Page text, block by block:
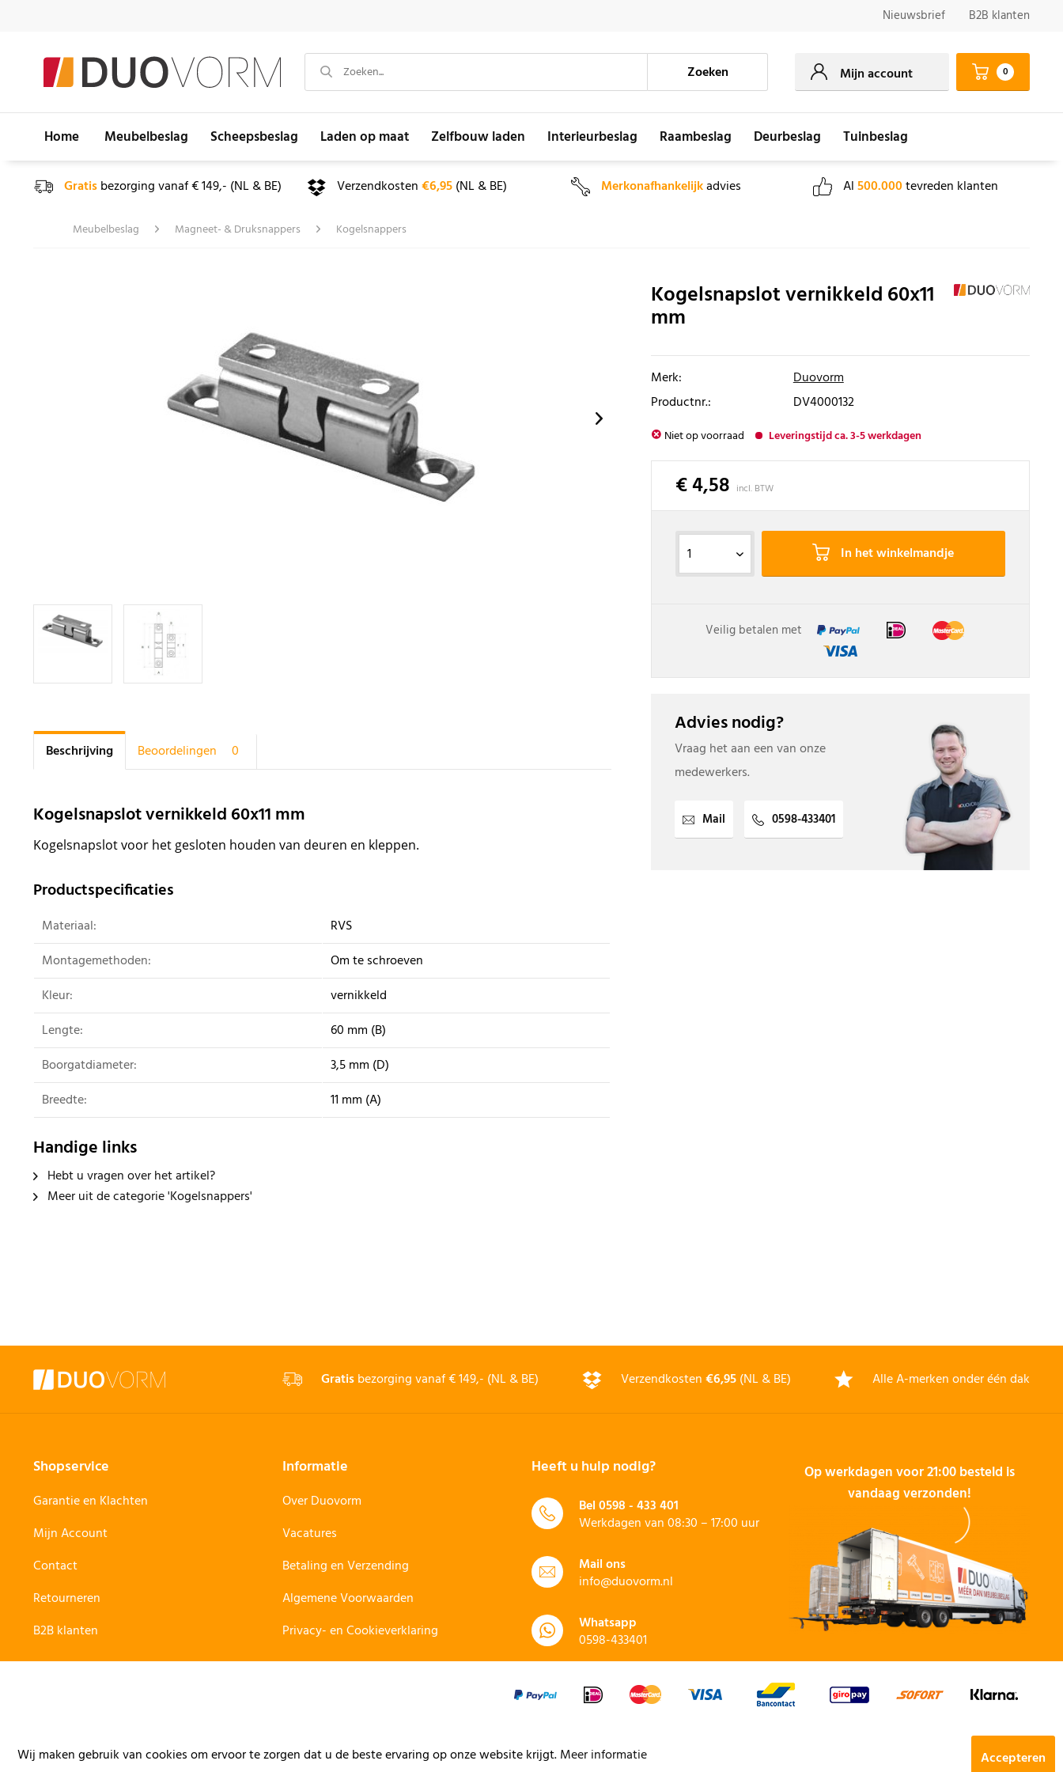
Nieuwsbrief B2B klanten
Zoeken Mijn account 0
Home Meubelbeslag Scheepsbeslag Laden op maat Zelfbouw laden Interieurbeslag Raambeslag Deurbeslag Tuinbeslag
Gratisbezorging vanaf € 149,- (NL & BE) Verzendkosten€6,95(NL & BE) Merkonafhankelijkadvies Al500.000tevreden klanten
Meubelbeslag Magneet- & Druksnappers Kogelsnappers
Kogelsnapslot vernikkeld 60x11
mm
Beschrijving Beoordelingen 0
Kogelsnapslot vernikkeld 60x11 mm
Kogelsnapslot voor het gesloten houden van deuren en kleppen.
Productspecificaties
Materiaal:
RVS
Montagemethoden:
Om te schroeven
Kleur:
vernikkeld
Lengte:
60 mm (B)
Boorgatdiameter:
3,5 mm (D)
Breedte:
11 mm (A)
Handige links
Hebt u vragen over het artikel?
Meer uit de categorie 'Kogelsnappers'
Merk:
Duovorm
Productnr.:
DV4000132
Niet op voorraad Leveringstijd ca. 3-5 werkdagen
€ 4,58 incl. BTW
In het winkelmandje
Veilig betalen met
Advies nodig?
Vraag het aan een van onze
medewerkers.
Mail 0598-433401
Gratisbezorging vanaf € 149,- (NL & BE) Verzendkosten€6,95(NL & BE) Alle A-merken onder één dak
Shopservice
Garantie en Klachten
Mijn Account
Contact
Retourneren
B2B klanten
Informatie
Over Duovorm
Vacatures
Betaling en Verzending
Algemene Voorwaarden
Privacy- en Cookieverklaring
Heeft u hulp nodig?
Bel0598 - 433 401
Werkdagen van 08:30 – 17:00 uur
Mail ons
info@duovorm.nl
Whatsapp
0598-433401
Op werkdagen voor 21:00 besteld is
vandaag verzonden!
Wij maken gebruik van cookies om ervoor te zorgen dat u de beste ervaring op onze website krijgt.Meer informatie Accepteren